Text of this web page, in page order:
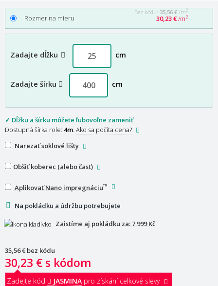
Rozmer na mieru
Bez kódu: 35,56 € /m2
30,23 €/m2
Zadajte dĺžku cm
Zadajte šírku cm
✓ Dĺžku a šírku môžete ľubovoľne zameniť
Dostupná šírka role: 4m Ako sa počíta cena?
Narezať soklové lišty
Obšiť koberec (alebo časť)
Na pokládku a údržbu potrebujete
Aplikovať Nano impregnáciu™
Zaistíme aj pokládku za: 7 999 Kč
35,56 € bez kódu
30,23 € s kódom
Zadejte kód JASMINA pro získání celkové slevy